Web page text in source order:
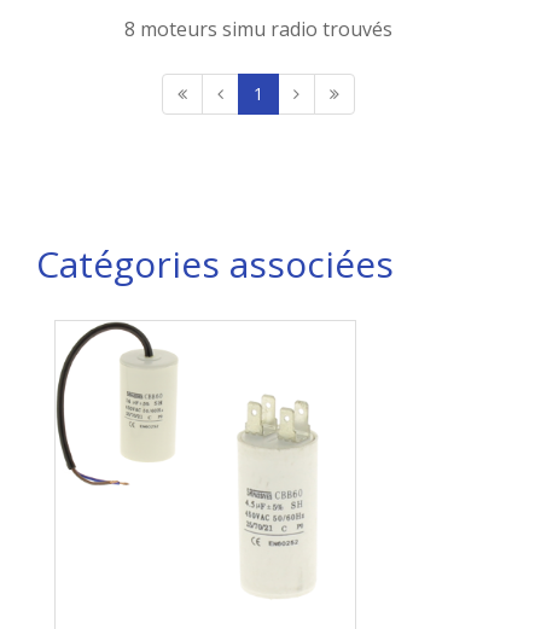
8 moteurs simu radio trouvés
1
Catégories associées